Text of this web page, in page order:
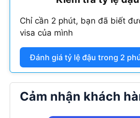
Chỉ cần 2 phút, bạn đã biết
visa của mình
Đánh giá tỷ lệ đậu trong 2
Cảm nhận khách